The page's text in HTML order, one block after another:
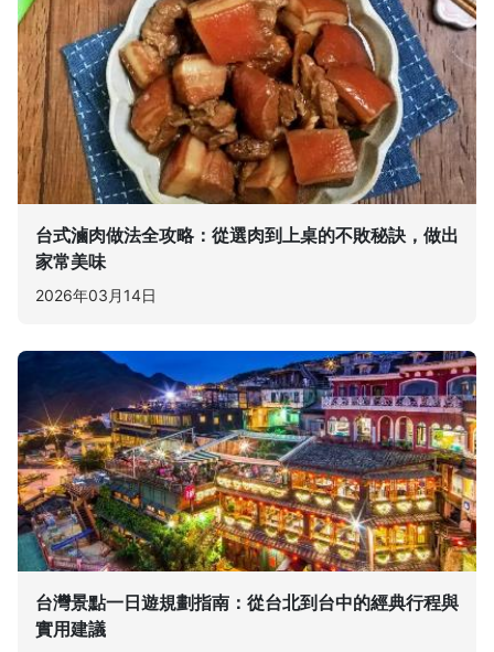
台式滷肉做法全攻略：從選肉到上桌的不敗秘訣，做出
家常美味
2026年03月14日
台灣景點一日遊規劃指南：從台北到台中的經典行程與
實用建議